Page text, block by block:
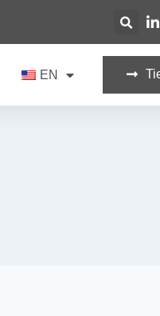
EN